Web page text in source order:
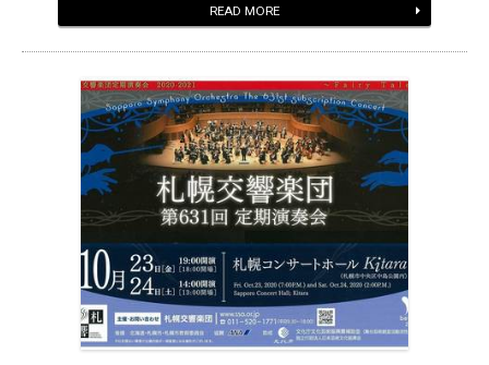
READ MORE